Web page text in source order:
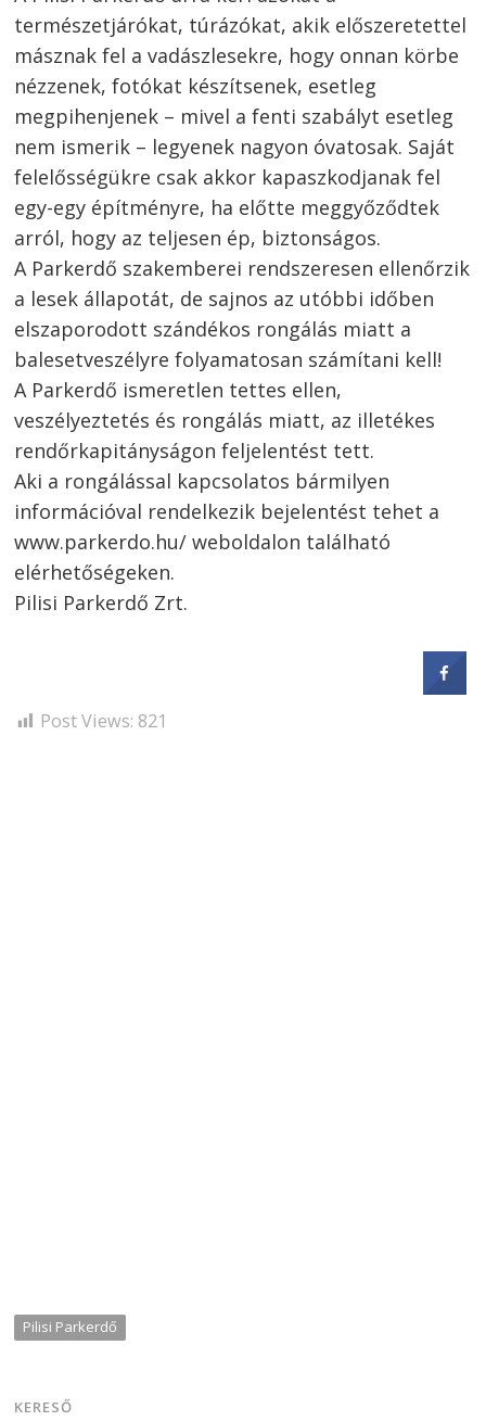
természetjárókat, túrázókat, akik előszeretettel
másznak fel a vadászlesekre, hogy onnan körbe
nézzenek, fotókat készítsenek, esetleg
megpihenjenek – mivel a fenti szabályt esetleg
nem ismerik – legyenek nagyon óvatosak. Saját
felelősségükre csak akkor kapaszkodjanak fel
egy-egy építményre, ha előtte meggyőződtek
arról, hogy az teljesen ép, biztonságos.
A Parkerdő szakemberei rendszeresen ellenőrzik
a lesek állapotát, de sajnos az utóbbi időben
elszaporodott szándékos rongálás miatt a
balesetveszélyre folyamatosan számítani kell!
A Parkerdő ismeretlen tettes ellen,
veszélyeztetés és rongálás miatt, az illetékes
rendőrkapitányságon feljelentést tett.
Aki a rongálással kapcsolatos bármilyen
információval rendelkezik bejelentést tehet a
www.parkerdo.hu/ weboldalon található
elérhetőségeken.
Pilisi Parkerdő Zrt.
Post Views: 821
Pilisi Parkerdő
KERESŐ